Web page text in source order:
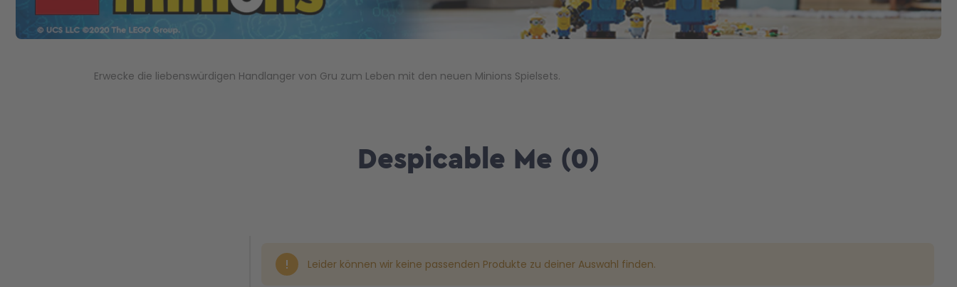
Erwecke die liebenswürdigen Handlanger von Gru zum Leben mit den neuen Minions Spielsets.
Despicable Me (0)
Leider können wir keine passenden Produkte zu deiner Auswahl finden.